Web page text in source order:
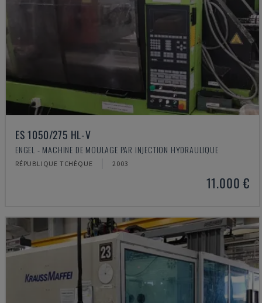
ES 1050/275 HL-V
ENGEL - MACHINE DE MOULAGE PAR INJECTION HYDRAULIQUE
RÉPUBLIQUE TCHÈQUE 2003
11.000 €